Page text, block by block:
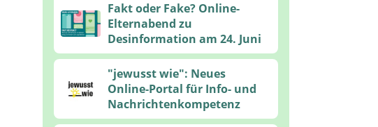
Fakt oder Fake? Online-
Elternabend zu
Desinformation am 24. Juni
"jewusst wie": Neues
Online‑Portal für Info- und
Nachrichtenkompetenz